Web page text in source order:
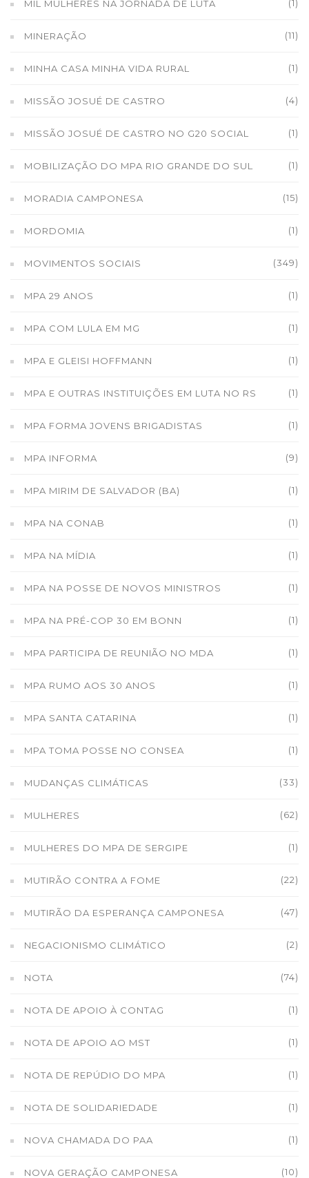
MIL MULHERES NA JORNADA DE LUTA (1)
MINERAÇÃO (11)
MINHA CASA MINHA VIDA RURAL (1)
MISSÃO JOSUÉ DE CASTRO (4)
MISSÃO JOSUÉ DE CASTRO NO G20 SOCIAL (1)
MOBILIZAÇÃO DO MPA RIO GRANDE DO SUL (1)
MORADIA CAMPONESA (15)
MORDOMIA (1)
MOVIMENTOS SOCIAIS (349)
MPA 29 ANOS (1)
MPA COM LULA EM MG (1)
MPA E GLEISI HOFFMANN (1)
MPA E OUTRAS INSTITUIÇÕES EM LUTA NO RS (1)
MPA FORMA JOVENS BRIGADISTAS (1)
MPA INFORMA (9)
MPA MIRIM DE SALVADOR (BA) (1)
MPA NA CONAB (1)
MPA NA MÍDIA (1)
MPA NA POSSE DE NOVOS MINISTROS (1)
MPA NA PRÉ-COP 30 EM BONN (1)
MPA PARTICIPA DE REUNIÃO NO MDA (1)
MPA RUMO AOS 30 ANOS (1)
MPA SANTA CATARINA (1)
MPA TOMA POSSE NO CONSEA (1)
MUDANÇAS CLIMÁTICAS (33)
MULHERES (62)
MULHERES DO MPA DE SERGIPE (1)
MUTIRÃO CONTRA A FOME (22)
MUTIRÃO DA ESPERANÇA CAMPONESA (47)
NEGACIONISMO CLIMÁTICO (2)
NOTA (74)
NOTA DE APOIO À CONTAG (1)
NOTA DE APOIO AO MST (1)
NOTA DE REPÚDIO DO MPA (1)
NOTA DE SOLIDARIEDADE (1)
NOVA CHAMADA DO PAA (1)
NOVA GERAÇÃO CAMPONESA (10)